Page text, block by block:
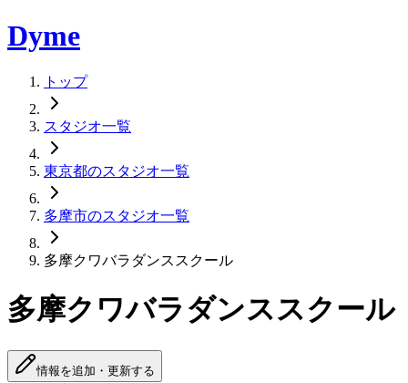
Dyme
トップ
スタジオ一覧
東京都のスタジオ一覧
多摩市のスタジオ一覧
多摩クワバラダンススクール
多摩クワバラダンススクール
情報を追加・更新する